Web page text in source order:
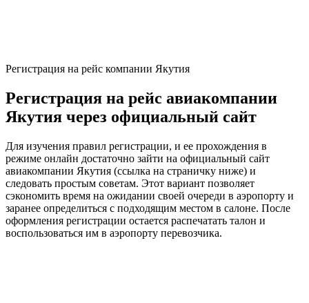
Регистрация на рейс компании Якутия
Регистрация на рейс авиакомпании
Якутия через официальный сайт
Для изучения правил регистрации, и ее прохождения в
режиме онлайн достаточно зайти на официальный сайт
авиакомпании Якутия (ссылка на страничку ниже) и
следовать простым советам. Этот вариант позволяет
сэкономить время на ожидании своей очереди в аэропорту и
заранее определиться с подходящим местом в салоне. После
оформления регистрации остается распечатать талон и
воспользоваться им в аэропорту перевозчика.